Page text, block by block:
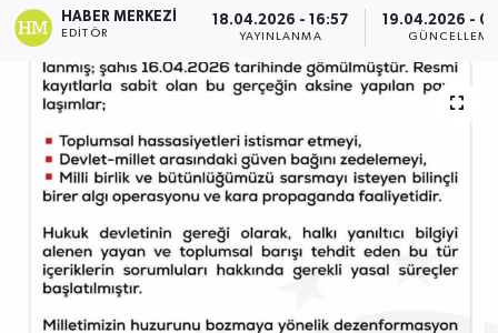
HABER MERKEZI
EDITÖR
18.04.2026 - 16:57
YAYINLANMA
19.04.2026 -
GÜNCELLEME
Gordion